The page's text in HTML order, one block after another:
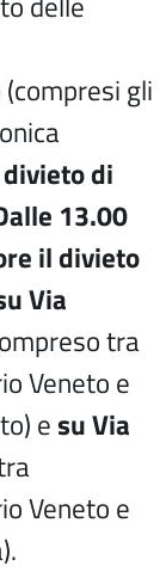
gli
divieto di
13.00
il divieto
Via
tra
Veneto e
esu Via
Veneto e